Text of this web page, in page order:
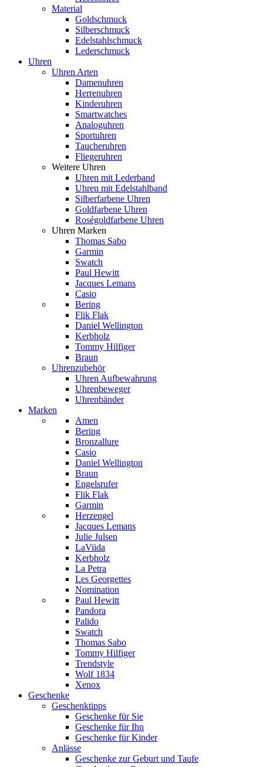
Material
Goldschmuck
Silberschmuck
Edelstahlschmuck
Lederschmuck
Uhren
Uhren Arten
Damenuhren
Herrenuhren
Kinderuhren
Smartwatches
Analoguhren
Sportuhren
Taucheruhren
Fliegeruhren
Weitere Uhren
Uhren mit Lederband
Uhren mit Edelstahlband
Silberfarbene Uhren
Goldfarbene Uhren
Roségoldfarbene Uhren
Uhren Marken
Thomas Sabo
Garmin
Swatch
Paul Hewitt
Jacques Lemans
Casio
Bering
Flik Flak
Daniel Wellington
Kerbholz
Tommy Hilfiger
Braun
Uhrenzubehör
Uhren Aufbewahrung
Uhrenbeweger
Uhrenbänder
Marken
Amen
Bering
Bronzallure
Casio
Daniel Wellington
Braun
Engelsrufer
Flik Flak
Garmin
Herzengel
Jacques Lemans
Julie Julsen
LaViida
Kerbholz
La Petra
Les Georgettes
Nomination
Paul Hewitt
Pandora
Palido
Swatch
Thomas Sabo
Tommy Hilfiger
Trendstyle
Wolf 1834
Xenox
Geschenke
Geschenktipps
Geschenke für Sie
Geschenke für Ihn
Geschenke für Kinder
Anlässe
Geschenke zur Geburt und Taufe